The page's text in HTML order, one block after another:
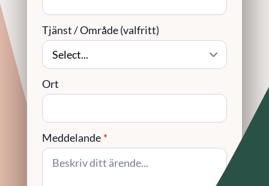
Tjänst / Område (valfritt)
Ort
Meddelande *